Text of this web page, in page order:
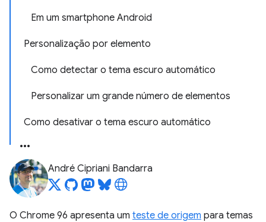
Em um smartphone Android
Personalização por elemento
Como detectar o tema escuro automático
Personalizar um grande número de elementos
Como desativar o tema escuro automático
André Cipriani Bandarra
O Chrome 96 apresenta um teste de origem para temas